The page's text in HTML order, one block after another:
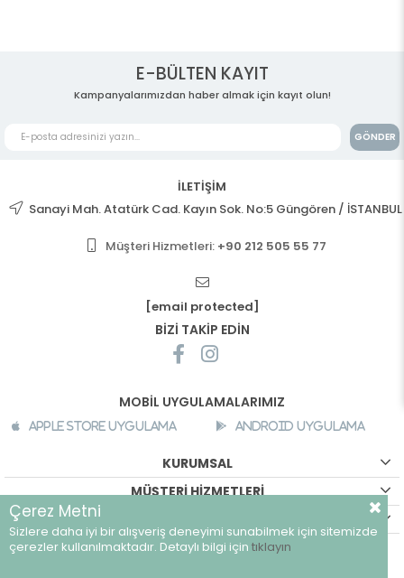
E-BÜLTEN KAYIT
Kampanyalarımızdan haber almak için kayıt olun!
GÖNDER
İLETİŞİM
Sanayi Mah. Atatürk Cad. Kayın Sok. No:5 Güngören / İSTANBUL
Müşteri Hizmetleri: +90 212 505 55 77
[email protected]
BİZİ TAKİP EDİN
MOBİL UYGULAMALARIMIZ
Apple Store Uygulama Android Uygulama
KURUMSAL
MÜŞTERİ HİZMETLERİ
©breeze.com.tr - Tüm hakları saklıdır.
Çerez Metni
Sizlere daha iyi bir alışveriş deneyimi sunabilmek için sitemizde
çerezler kullanılmaktadır. Detaylı bilgi için tıklayın